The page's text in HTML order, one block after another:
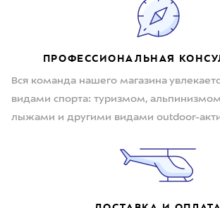
ПРОФЕССИОНАЛЬНАЯ
Вся команда нашего магазина
видами спорта: туризмом,
лыжами и другими видами outdoor-